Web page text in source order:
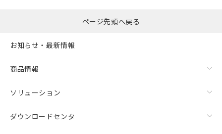
ページ先頭へ戻る
お知らせ・最新情報
商品情報
ソリューション
ダウンロードセンタ